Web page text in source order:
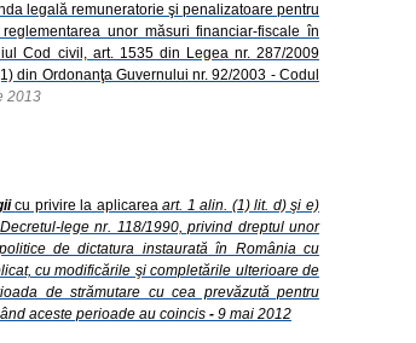
legală remuneratorie şi penalizatoare pentru
unor măsuri financiar-fiscale în
Cod civil, art. 1535 din Legea nr. 287/2009
din Ordonanţa Guvernului nr. 92/2003 - Codul
2013
cu privire la aplicareaart. 1 alin. (1) lit. d) şi e)
lege nr. 118/1990, privind dreptul unor
de dictatura instaurată în România cu
cu modificările şi completările ulterioare de
de strămutare cu cea prevăzută pentru
aceste perioade au coincis - 9 mai 2012